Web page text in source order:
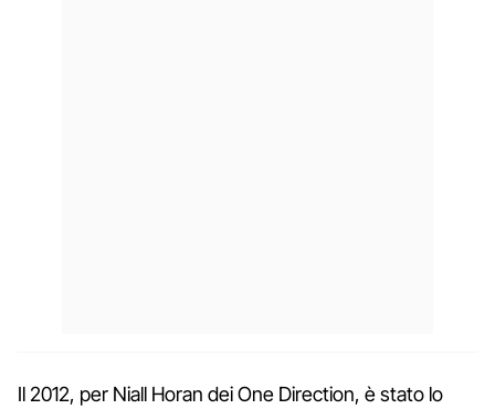
Il 2012, per Niall Horan dei One Direction, è stato lo